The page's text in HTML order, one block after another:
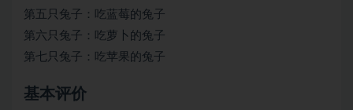
第五只兔子：吃蓝莓的兔子
第六只兔子：吃萝卜的兔子
第七只兔子：吃苹果的兔子
基本评价